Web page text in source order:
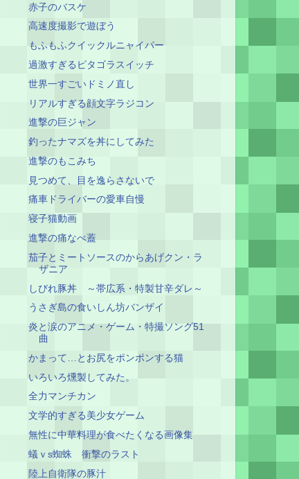
赤子のバスケ
高速度撮影で遊ぼう
もふもふクイックルニャイパー
過激すぎるピタゴラスイッチ
世界一すごいドミノ直し
リアルすぎる顔文字ラジコン
進撃の巨ジャン
釣ったナマズを丼にしてみた
進撃のもこみち
見つめて、目を逸らさないで
痛車ドライバーの愛車自慢
寝子猫動画
進撃の痛なべ蓋
茄子とミートソースのからあげクン・ラ
ザニア
しびれ豚丼 ～帯広系・特製甘辛ダレ～
うさぎ島の食いしん坊バンザイ
炎と涙のアニメ・ゲーム・特撮ソング51
曲
かまって…とお尻をポンポンする猫
いろいろ燻製してみた。
全力マンチカン
文学的すぎる美少女ゲーム
無性に中華料理が食べたくなる画像集
蟻ｖs蜘蛛 衝撃のラスト
陸上自衛隊の豚汁